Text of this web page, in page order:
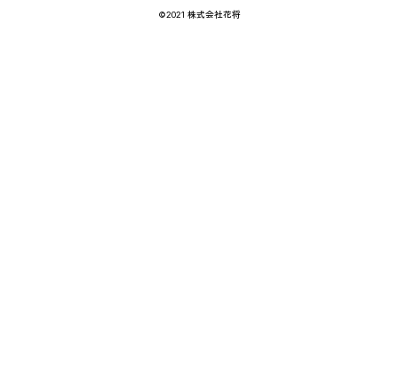
©2021 株式会社花将